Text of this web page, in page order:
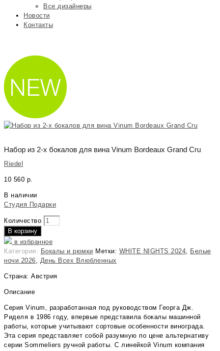
Все дизайнеры
Новости
Контакты
Набор из 2-х бокалов для вина Vinum Bordeaux Grand Cru
Riedel
10 560 р.
В наличии
Студия Подарки
Количество
В корзину
в избранное
Категория: Бокалы и рюмки Метки: WHITE NIGHTS 2024, Белые
ночи 2026, День Всех Влюбленных
Страна: Австрия
Описание
Серия Vinum, разработанная под руководством Георга Дж.
Риделя в 1986 году, впервые представила бокалы машинной
работы, которые учитывают сортовые особенности винограда.
Эта серия представляет собой разумную по цене альтернативу
серии Sommeliers ручной работы. С линейкой Vinum компания